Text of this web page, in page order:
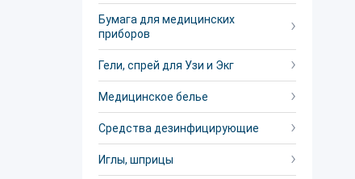
Бумага для медицинских
приборов
Гели, спрей для Узи и Экг
Медицинское белье
Средства дезинфицирующие
Иглы, шприцы